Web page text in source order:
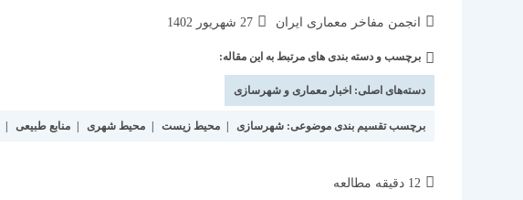
نویسندهٔ
انجمن مفاخر معماری ایران
نوشته
شده
است:
27 شهریور 1402
دسته‌
نوشته:
برچسب و دسته بندی های مرتبط به این مقاله:
دسته‌های اصلی: اخبار معماری و شهرسازی
برچسب تقسیم بندی موضوعی:شهرسازی محیط زیست محیط شهری منابع طبیعی
زمان
12 دقیقه مطالعه